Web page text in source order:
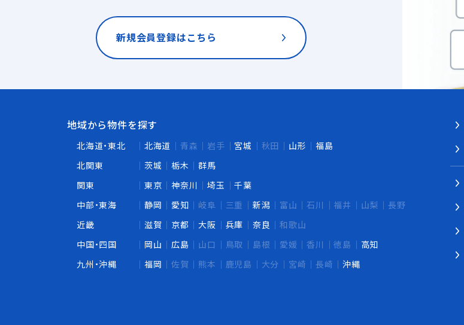
新規会員登録はこちら
地域から物件を探す
北海道・東北 北海道 青森 岩手 宮城 秋田 山形
福島
北関東
茨城 栃木
群馬
関東
東京 神奈川 埼玉
千葉
中部・東海
静岡 愛知 岐阜 三重 新潟 富山 石川 福井 山梨
長野
近畿
滋賀 京都 大阪 兵庫 奈良
和歌山
中国・四国
岡山 広島 山口 鳥取 島根 愛媛 香川 徳島
高知
九州・沖縄
福岡 佐賀 熊本 鹿児島 大分 宮崎 長崎 沖縄